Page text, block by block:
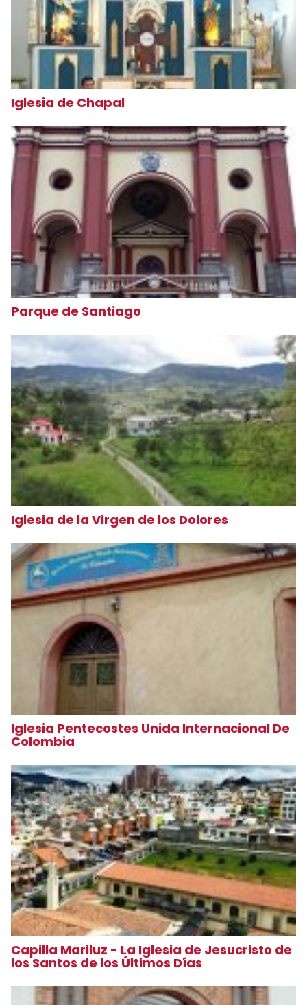
Iglesia de Chapal
Parque de Santiago
Iglesia de la Virgen de los Dolores
Iglesia Pentecostes Unida Internacional De
Colombia
Capilla Mariluz - La Iglesia de Jesucristo de
los Santos de los Últimos Días